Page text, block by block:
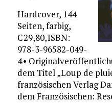
Hardcover, 144
Seiten, farbig,
€ 29,80, ISBN:
978-3-96582-049-
4 •
dem Titel „Loup de
französischen Verlag
dem Französischen: